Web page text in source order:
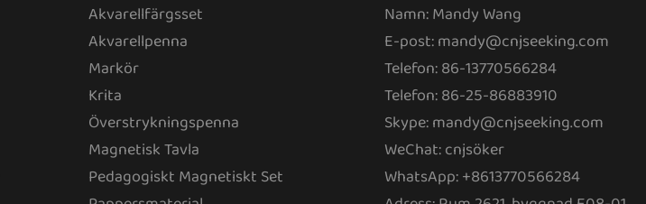
Akvarellfärgsset
Akvarellpenna
Markör
Krita
Överstrykningspenna
Magnetisk Tavla
Pedagogiskt Magnetiskt Set
Namn: Mandy Wang
E-post:mandy@cnjseeking.com
Telefon: 86-13770566284
Telefon: 86-25-86883910
Skype: mandy@cnjseeking.com
WeChat: cnjsöker
WhatsApp: +8613770566284